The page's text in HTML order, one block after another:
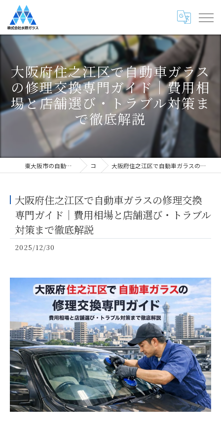
大阪府住之江区で自動車ガラス
の修理交換専門ガイド｜費用相
場と店舗選び・トラブル対策ま
で徹底解説
東大阪市の自動車ガラス専門店・株式会社水野ガラス コラム 大阪府住之江区で自動車ガラスの修理交換専門ガイド｜費用相場と店舗選び・トラブル対策まで徹底解説
大阪府住之江区で自動車ガラスの修理交換
専門ガイド｜費用相場と店舗選び・トラブル
対策まで徹底解説
2025/12/30